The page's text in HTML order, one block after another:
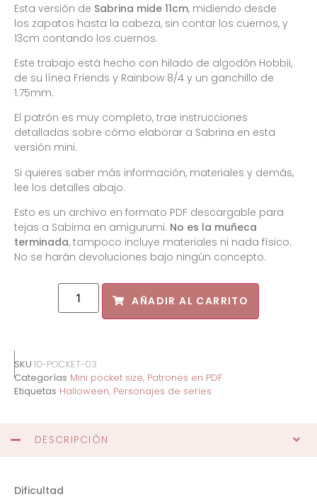
Esta versión de Sabrina mide 11cm, midiendo desde
los zapatos hasta la cabeza, sin contar los cuernos, y
13cm contando los cuernos.
Este trabajo está hecho con hilado de algodón Hobbii,
de su línea Friends y Rainbow 8/4 y un ganchillo de
1.75mm.
El patrón es muy completo, trae instrucciones
detalladas sobre cómo elaborar a Sabrina en esta
versión mini.
Si quieres saber más información, materiales y demás,
lee los detalles abajo.
Esto es un archivo en formato PDF descargable para
tejas a Sabirna en amigurumi. No es la muñeca
terminada, tampoco incluye materiales ni nada físico.
No se harán devoluciones bajo ningún concepto.
AÑADIR AL CARRITO
SKU 10-POCKET-03
Categorías Mini pocket size, Patrones en PDF
Etiquetas Halloween, Personajes de series
DESCRIPCIÓN
Dificultad